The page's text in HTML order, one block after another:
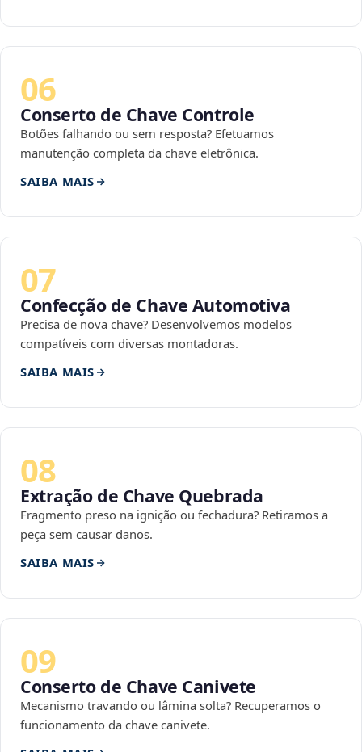
06
Conserto de Chave Controle
Botões falhando ou sem resposta? Efetuamos
manutenção completa da chave eletrônica.
SAIBA MAIS
07
Confecção de Chave Automotiva
Precisa de nova chave? Desenvolvemos modelos
compatíveis com diversas montadoras.
SAIBA MAIS
08
Extração de Chave Quebrada
Fragmento preso na ignição ou fechadura? Retiramos a
peça sem causar danos.
SAIBA MAIS
09
Conserto de Chave Canivete
Mecanismo travando ou lâmina solta? Recuperamos o
funcionamento da chave canivete.